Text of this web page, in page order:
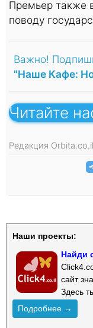
Премьер также
поводу
Важно!
"Наше Кафе:
Читайте
Редакция
Наши проекты:
Найди
сайт
Здесь
Подробнее →